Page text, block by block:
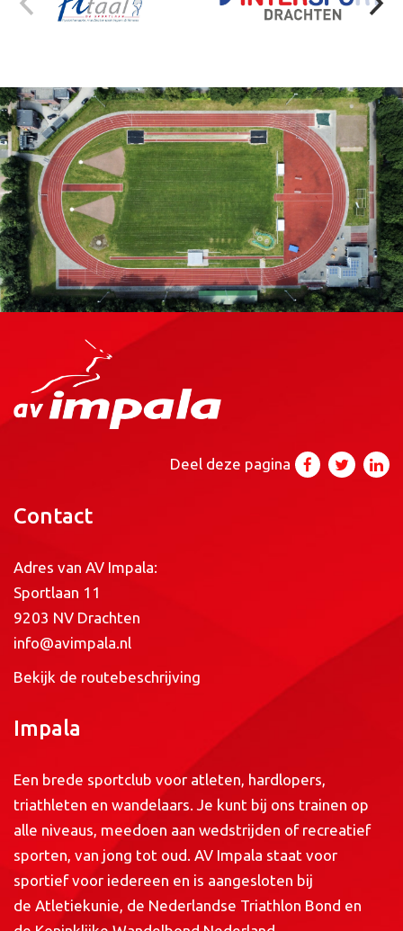
Deel deze pagina
Contact
Adres van AV Impala:
Sportlaan 11
9203 NV Drachten
info@avimpala.nl
Bekijk de routebeschrijving
Impala
Een brede sportclub voor atleten, hardlopers,
triathleten en wandelaars. Je kunt bij ons trainen op
alle niveaus, meedoen aan wedstrijden of recreatief
sporten, van jong tot oud. AV Impala staat voor
sportief voor iedereen en is aangesloten bij
de Atletiekunie, de Nederlandse Triathlon Bond en